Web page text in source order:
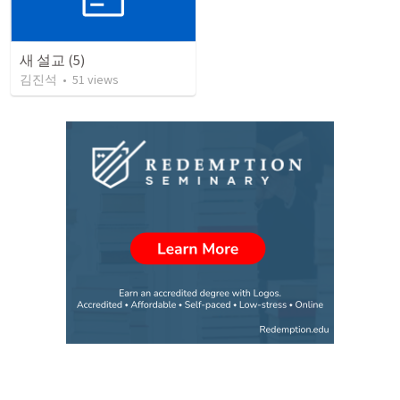
새 설교 (5)
김진석 • 51 views